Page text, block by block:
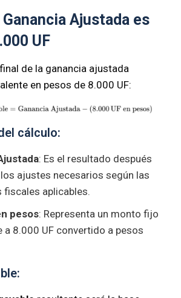
Ajustada es
UF
de la ganancia ajustada
en pesos de 8.000 UF:
cálculo:
: Es el resultado después
ajustes necesarios según las
fiscales aplicables.
pesos: Representa un monto fijo
a 8.000 UF convertido a pesos